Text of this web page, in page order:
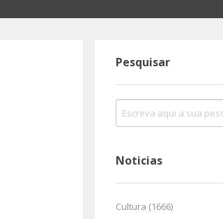
Pesquisar
Noticias
Cultura (1666)